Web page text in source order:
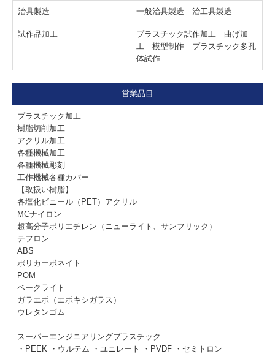
営業品目
プラスチック加工
樹脂切削加工
アクリル加工
各種機械加工
各種機械彫刻
工作機械各種カバー
【取扱い樹脂】
各塩化ビニール（PET）アクリル
MCナイロン
超高分子ポリエチレン（ニューライト、サンフリック）
テフロン
ABS
ポリカーボネイト
POM
ベークライト
ガラエポ（エポキシガラス）
ウレタンゴム
スーパーエンジニアリングプラスチック
・PEEK ・ウルテム ・ユニレート ・PVDF ・セミトロン
治具製造 一般治具製造 治工具製造
試作品加工
プラスチック試作加工 曲げ加
工 模型制作 プラスチック多孔
体試作